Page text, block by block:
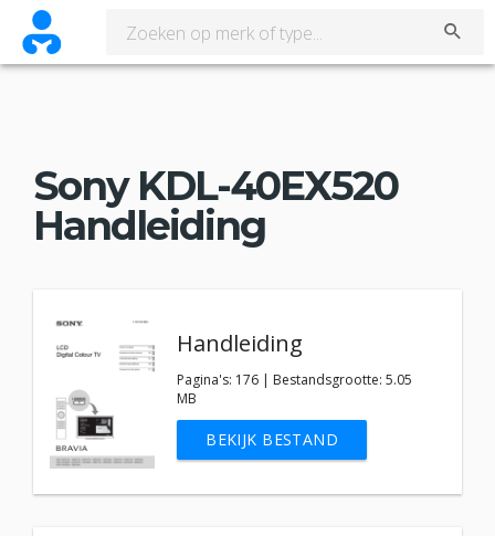
Sony KDL-40EX520
Handleiding
Handleiding
Pagina's: 176 | Bestandsgrootte: 5.05
MB
BEKIJK BESTAND